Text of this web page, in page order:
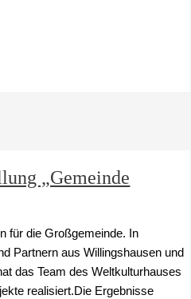
„Gemeinde
für die Großgemeinde. In
Partnern aus Willingshausen und
das Team des Weltkulturhauses
realisiert.Die Ergebnisse